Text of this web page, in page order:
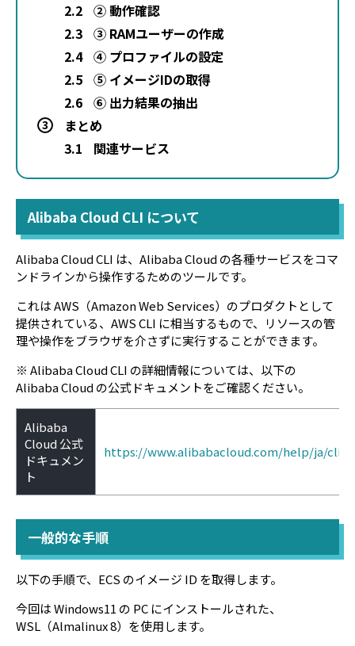
2.2 ② 動作確認
2.3 ③ RAMユーザーの作成
2.4 ④ プロファイルの設定
2.5 ⑤ イメージIDの取得
2.6 ⑥ 出力結果の抽出
3
まとめ
3.1
関連サービス
Alibaba Cloud CLI について
Alibaba Cloud CLI は、Alibaba Cloud の各種サービスをコマ
ンドラインから操作するためのツールです。
これは AWS（Amazon Web Services）のプロダクトとして
提供されている、AWS CLI に相当するもので、リソースの管
理や操作をブラウザを介さずに実行することができます。
※ Alibaba Cloud CLI の詳細情報については、以下の
Alibaba Cloud の公式ドキュメントをご確認ください。
Alibaba
Cloud 公式
ドキュメン
ト
https://www.alibabacloud.com/help/ja/cli
一般的な手順
以下の手順で、ECS のイメージ ID を取得します。
今回は Windows11 の PC にインストールされた、
WSL（Almalinux 8）を使用します。